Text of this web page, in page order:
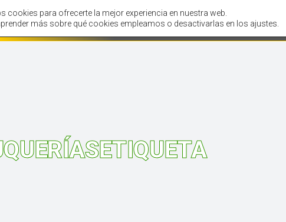
Inicio Tienda Servicios Clientes
cookies para ofrecerte la mejor experiencia en nuestra web.
más sobre qué cookies empleamos o desactivarlas en los ajustes.